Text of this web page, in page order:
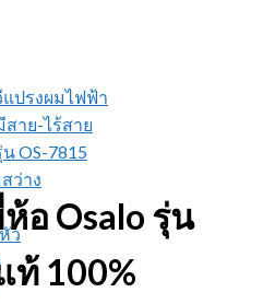
แปรงผมไฟฟ้า
สาย-ไร้สาย
ว่าง
ว อ Osalo รุ่น
ท้ 100%